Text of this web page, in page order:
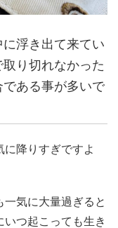
浮き出て来てい
り切れなかった
ある事が多いで
降りすぎですよ
気に大量過ぎると
つ起こっても生き